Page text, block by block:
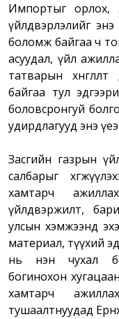
Импортыг орлох,
үйлдвэрлэлийг
боломж байгаа ч
асуудал, үйл
татварын
байгаа тул
боловсронгуй
удирдлагууд энэ үеэр
Засгийн газрын
салбарыг
хамтарч
үйлдвэржилт,
улсын хэмжээнд
материал, түүхий
нь нэн чухал
богинохон
хамтарч
тушаалтнуудад